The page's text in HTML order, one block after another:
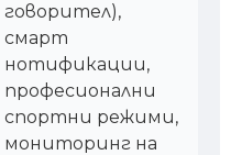
говорител),
смарт
нотификации,
професионални
спортни режими,
мониторинг на